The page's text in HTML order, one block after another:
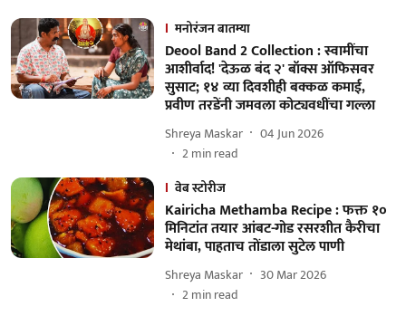
मनोरंजन बातम्या
Deool Band 2 Collection : स्वामींचा
आशीर्वाद! 'देऊळ बंद २' बॉक्स ऑफिसवर
सुसाट; १४ व्या दिवशीही बक्कळ कमाई,
प्रवीण तरडेंनी जमवला कोट्यवधींचा गल्ला
Shreya Maskar
04 Jun 2026
2min read
वेब स्टोरीज
Kairicha Methamba Recipe : फक्त १०
मिनिटांत तयार आंबट-गोड रसरशीत कैरीचा
मेथांबा, पाहताच तोंडाला सुटेल पाणी
Shreya Maskar
30 Mar 2026
2min read